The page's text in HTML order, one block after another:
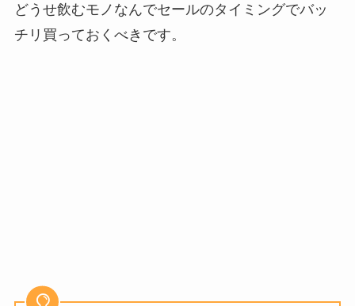
どうせ飲むモノなんでセールのタイミングでバッ
チリ買っておくべきです。